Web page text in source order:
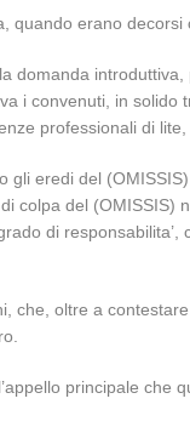
erano decorsi
i convenuti, in
professionali di
eredi del
colpa del
di
che, oltre a
principale che